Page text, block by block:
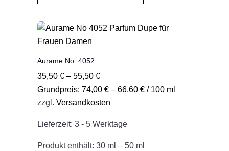
mehrere
können
gewählt
Aurame No. 4052
35,50€ –55,50€
Grundpreis:74,00€ –66,60€ / 100 ml
zzgl.Versandkosten
Lieferzeit:3 - 5 Werktage
Produkt enthält: 30 ml – 50 ml